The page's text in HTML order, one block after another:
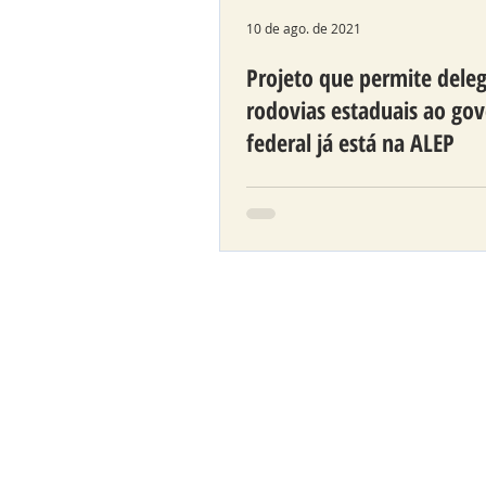
Projeto que permite
rodovias estaduais ao
federal já está na ALEP
Deputado Requião Filho
proposta e apresentou
10 de ago. de 2021